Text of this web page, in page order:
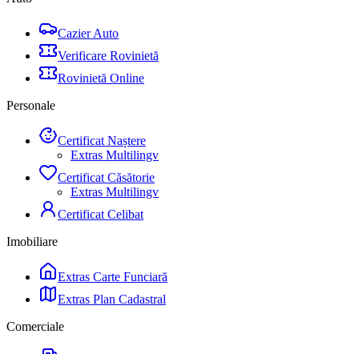
Cazier Auto
Verificare Rovinietă
Rovinietă Online
Personale
Certificat Naștere
Extras Multilingv
Certificat Căsătorie
Extras Multilingv
Certificat Celibat
Imobiliare
Extras Carte Funciară
Extras Plan Cadastral
Comerciale